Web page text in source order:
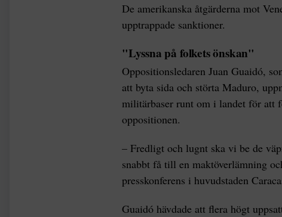
De amerikanska åtgärderna mot
upptrappade sanktioner.
"Lyssna på folkets önskan"
Oppositionsledaren Juan Guaidó,
att byta sida och störta Maduro,
militärbaser runt om i landet för att
oppositionen.
– Fredligt och lugnt ska vi be de
snabbt få till en maktöverlämning
presskonferens i huvudstaden
Guaidó hävdade att flera högt